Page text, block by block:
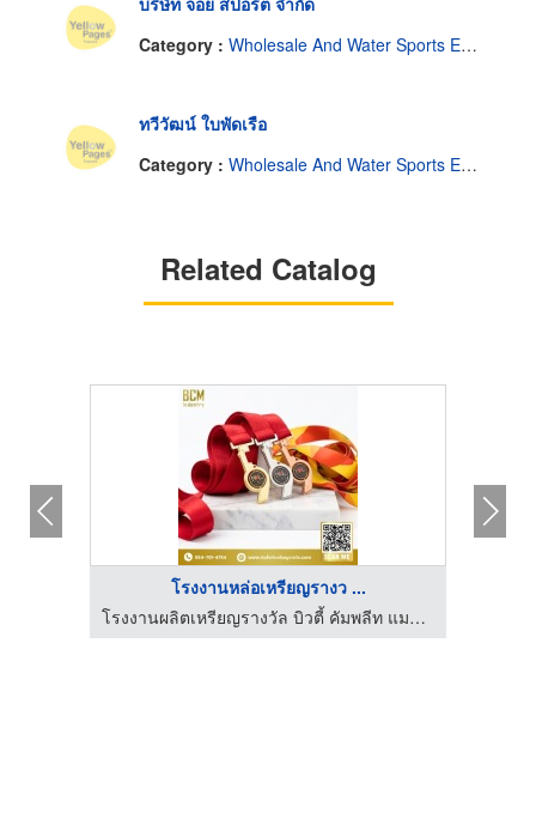
Category : Wholesale And Water Sports Equipment Manufacturer.
ทวีวัฒน์ ใบพัดเรือ
Category : Wholesale And Water Sports Equipment Manufacturer.
Related Catalog
โรงงานหล่อเหรียญรางว ...
โรงงานผลิตเหรียญรางวัล บิวตี้ คัมพลีท แมนูแฟคเตอร์